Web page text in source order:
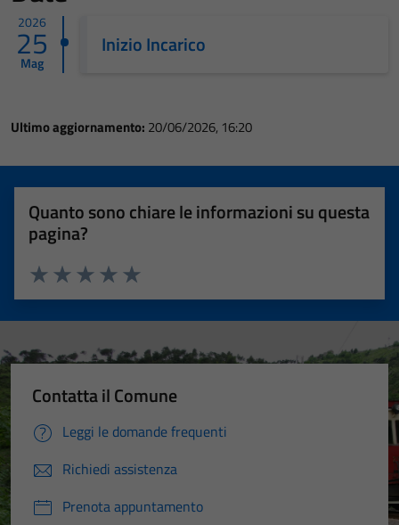
2026
25
Mag
Inizio Incarico
Ultimo aggiornamento: 20/06/2026, 16:20
Quanto sono chiare le informazioni su questa
pagina?
Valuta 5 stelle su 5
Valuta 4 stelle su 5
Valuta 3 stelle su 5
Valuta 2 stelle su 5
Valuta 1 stelle su 5
Contatta il Comune
Leggi le domande frequenti
Richiedi assistenza
Prenota appuntamento